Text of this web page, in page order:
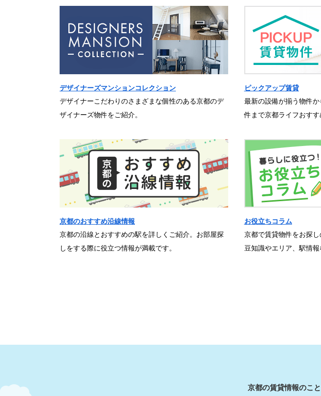
デザイナーズマンションコレクション
デザイナーこだわりのさまざまな個性のある京都のデ
ザイナーズ物件をご紹介。
ピックアップ賃貸
最新の設備が揃う物件
件まで京都ライフおすす
京都のおすすめ沿線情報
京都の沿線とおすすめの駅を詳しくご紹介。お部屋探
しをする際に役立つ情報が満載です。
お役立ちコラム
京都で賃貸物件をお探
豆知識やエリア、駅情報
京都の賃貸情報のこ